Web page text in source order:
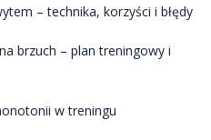
– technika, korzyści i błędy
brzuch – plan treningowy i
w treningu